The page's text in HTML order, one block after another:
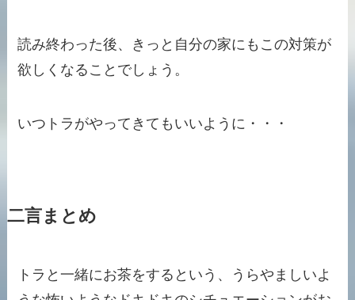
読み終わった後、きっと自分の家にもこの対策が
欲しくなることでしょう。
いつトラがやってきてもいいように・・・
二言まとめ
トラと一緒にお茶をするという、うらやましいよ